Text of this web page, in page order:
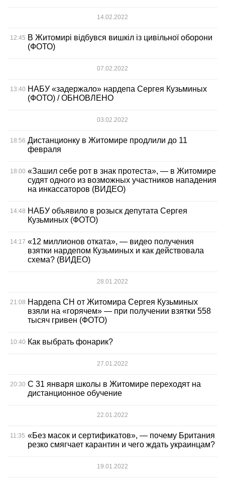
14.02.2022
12:45 В Житомирі відбувся вишкіл із цивільної оборони
(ФОТО)
07.02.2022
13:40 НАБУ «задержало» нардепа Сергея Кузьминых
(ФОТО) / ОБНОВЛЕНО
03.02.2022
18:56 Дистанционку в Житомире продлили до 11
февраля
18:00 «Зашил себе рот в знак протеста», — в Житомире
судят одного из возможных участников нападения
на инкассаторов (ВИДЕО)
14:48 НАБУ объявило в розыск депутата Сергея
Кузьминых (ФОТО)
14:17 «12 миллионов отката», — видео получения
взятки нардепом Кузьминых и как действовала
схема? (ВИДЕО)
28.01.2022
21:08 Нардепа СН от Житомира Сергея Кузьминых
взяли на «горячем» — при получении взятки 558
тысяч гривен (ФОТО)
10:40 Как выбрать фонарик?
27.01.2022
20:30 С 31 января школы в Житомире переходят на
дистанционное обучение
22.01.2022
11:35 «Без масок и сертификатов», — почему Британия
резко смягчает карантин и чего ждать украинцам?
19.01.2022